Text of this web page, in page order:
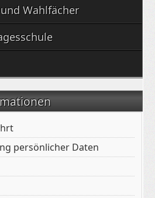
Wahlfächer
persönlicher Daten